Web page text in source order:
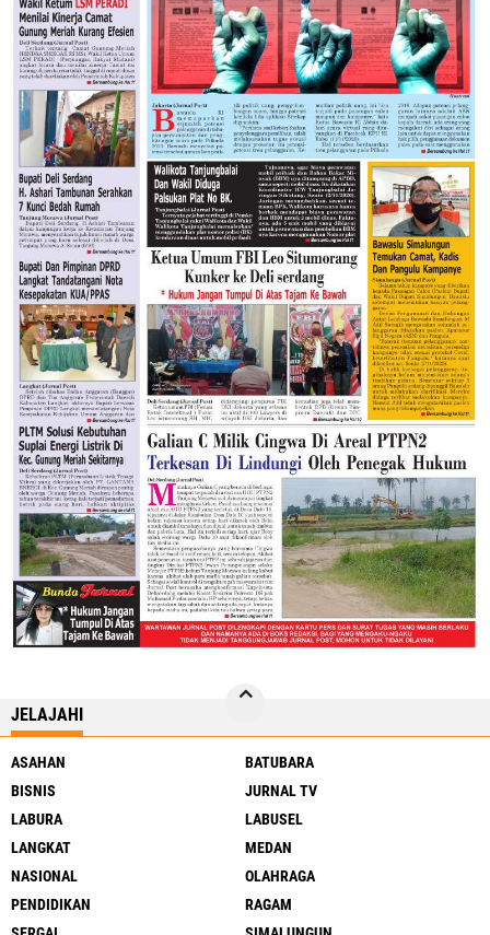
JELAJAHI
ASAHAN
BATUBARA
BISNIS
JURNAL TV
LABURA
LABUSEL
LANGKAT
MEDAN
NASIONAL
OLAHRAGA
PENDIDIKAN
RAGAM